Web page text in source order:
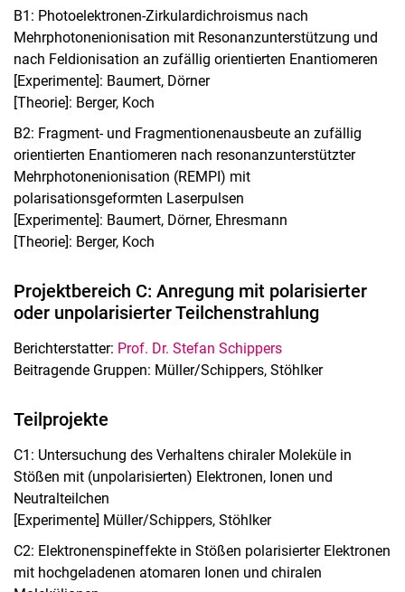
B1: Photoelektronen-Zirkulardichroismus nach
Mehrphotonenionisation mit Resonanzunterstützung und
nach Feldionisation an zufällig orientierten Enantiomeren
[Experimente]: Baumert, Dörner
[Theorie]: Berger, Koch
B2: Fragment- und Fragmentionenausbeute an zufällig
orientierten Enantiomeren nach resonanzunterstützter
Mehrphotonenionisation (REMPI) mit
polarisationsgeformten Laserpulsen
[Experimente]: Baumert, Dörner, Ehresmann
[Theorie]: Berger, Koch
Projektbereich C: Anregung mit polarisierter
oder unpolarisierter Teilchenstrahlung
Berichterstatter: Prof. Dr. Stefan Schippers
Beitragende Gruppen: Müller/Schippers, Stöhlker
Teilprojekte
C1: Untersuchung des Verhaltens chiraler Moleküle in
Stößen mit (unpolarisierten) Elektronen, Ionen und
Neutralteilchen
[Experimente] Müller/Schippers, Stöhlker
C2: Elektronenspineffekte in Stößen polarisierter Elektronen
mit hochgeladenen atomaren Ionen und chiralen